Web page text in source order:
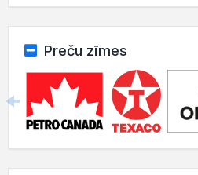
Preču zīmes